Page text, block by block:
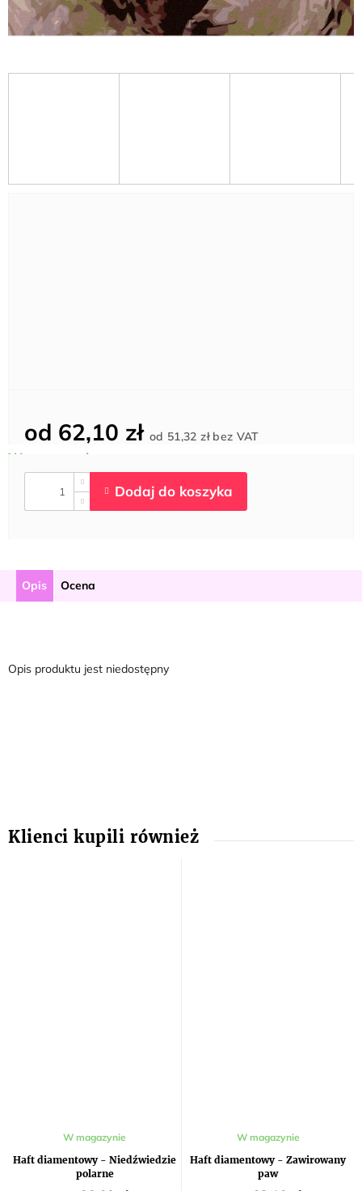
od 62,10 zł od 51,32 złbez VAT
Opis Ocena
Opis produktu jest niedostępny
Haft diamentowy - Niedźwiedzie
polarne
W magazynie
Haft diamentowy - Zawirowany
paw
W magazynie